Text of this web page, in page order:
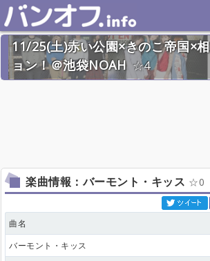
11/25(土)赤い公園×きのこ帝国×
ョン！＠池袋NOAH
4
楽曲情報：バーモント・キッス 0
曲名
バーモント・キッス